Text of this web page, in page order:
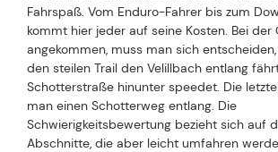
Fahrspaß. Vom Enduro-Fahrer bis zum
kommt hier jeder auf seine Kosten. Bei der
angekommen, muss man sich
den steilen Trail den Velillbach entlang
Schotterstraße hinunter speedet. Die
man einen Schotterweg entlang. Die
Schwierigkeitsbewertung bezieht sich auf
Abschnitte, die aber leicht umfahren